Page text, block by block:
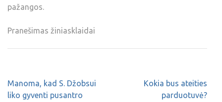
pažangos.
Pranešimas žiniasklaidai
Manoma, kad S. Džobsui
liko gyventi pusantro
Kokia bus ateities
parduotuvė?